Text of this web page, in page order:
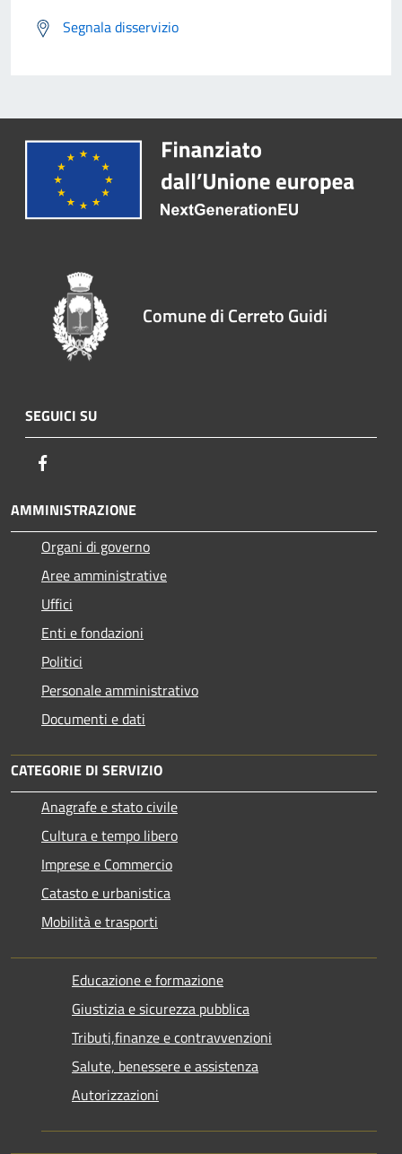
Segnala disservizio
Comune di Cerreto Guidi
SEGUICI SU
AMMINISTRAZIONE
Organi di governo
Aree amministrative
Uffici
Enti e fondazioni
Politici
Personale amministrativo
Documenti e dati
CATEGORIE DI SERVIZIO
Anagrafe e stato civile
Cultura e tempo libero
Imprese e Commercio
Catasto e urbanistica
Mobilità e trasporti
Educazione e formazione
Giustizia e sicurezza pubblica
Tributi,finanze e contravvenzioni
Salute, benessere e assistenza
Autorizzazioni